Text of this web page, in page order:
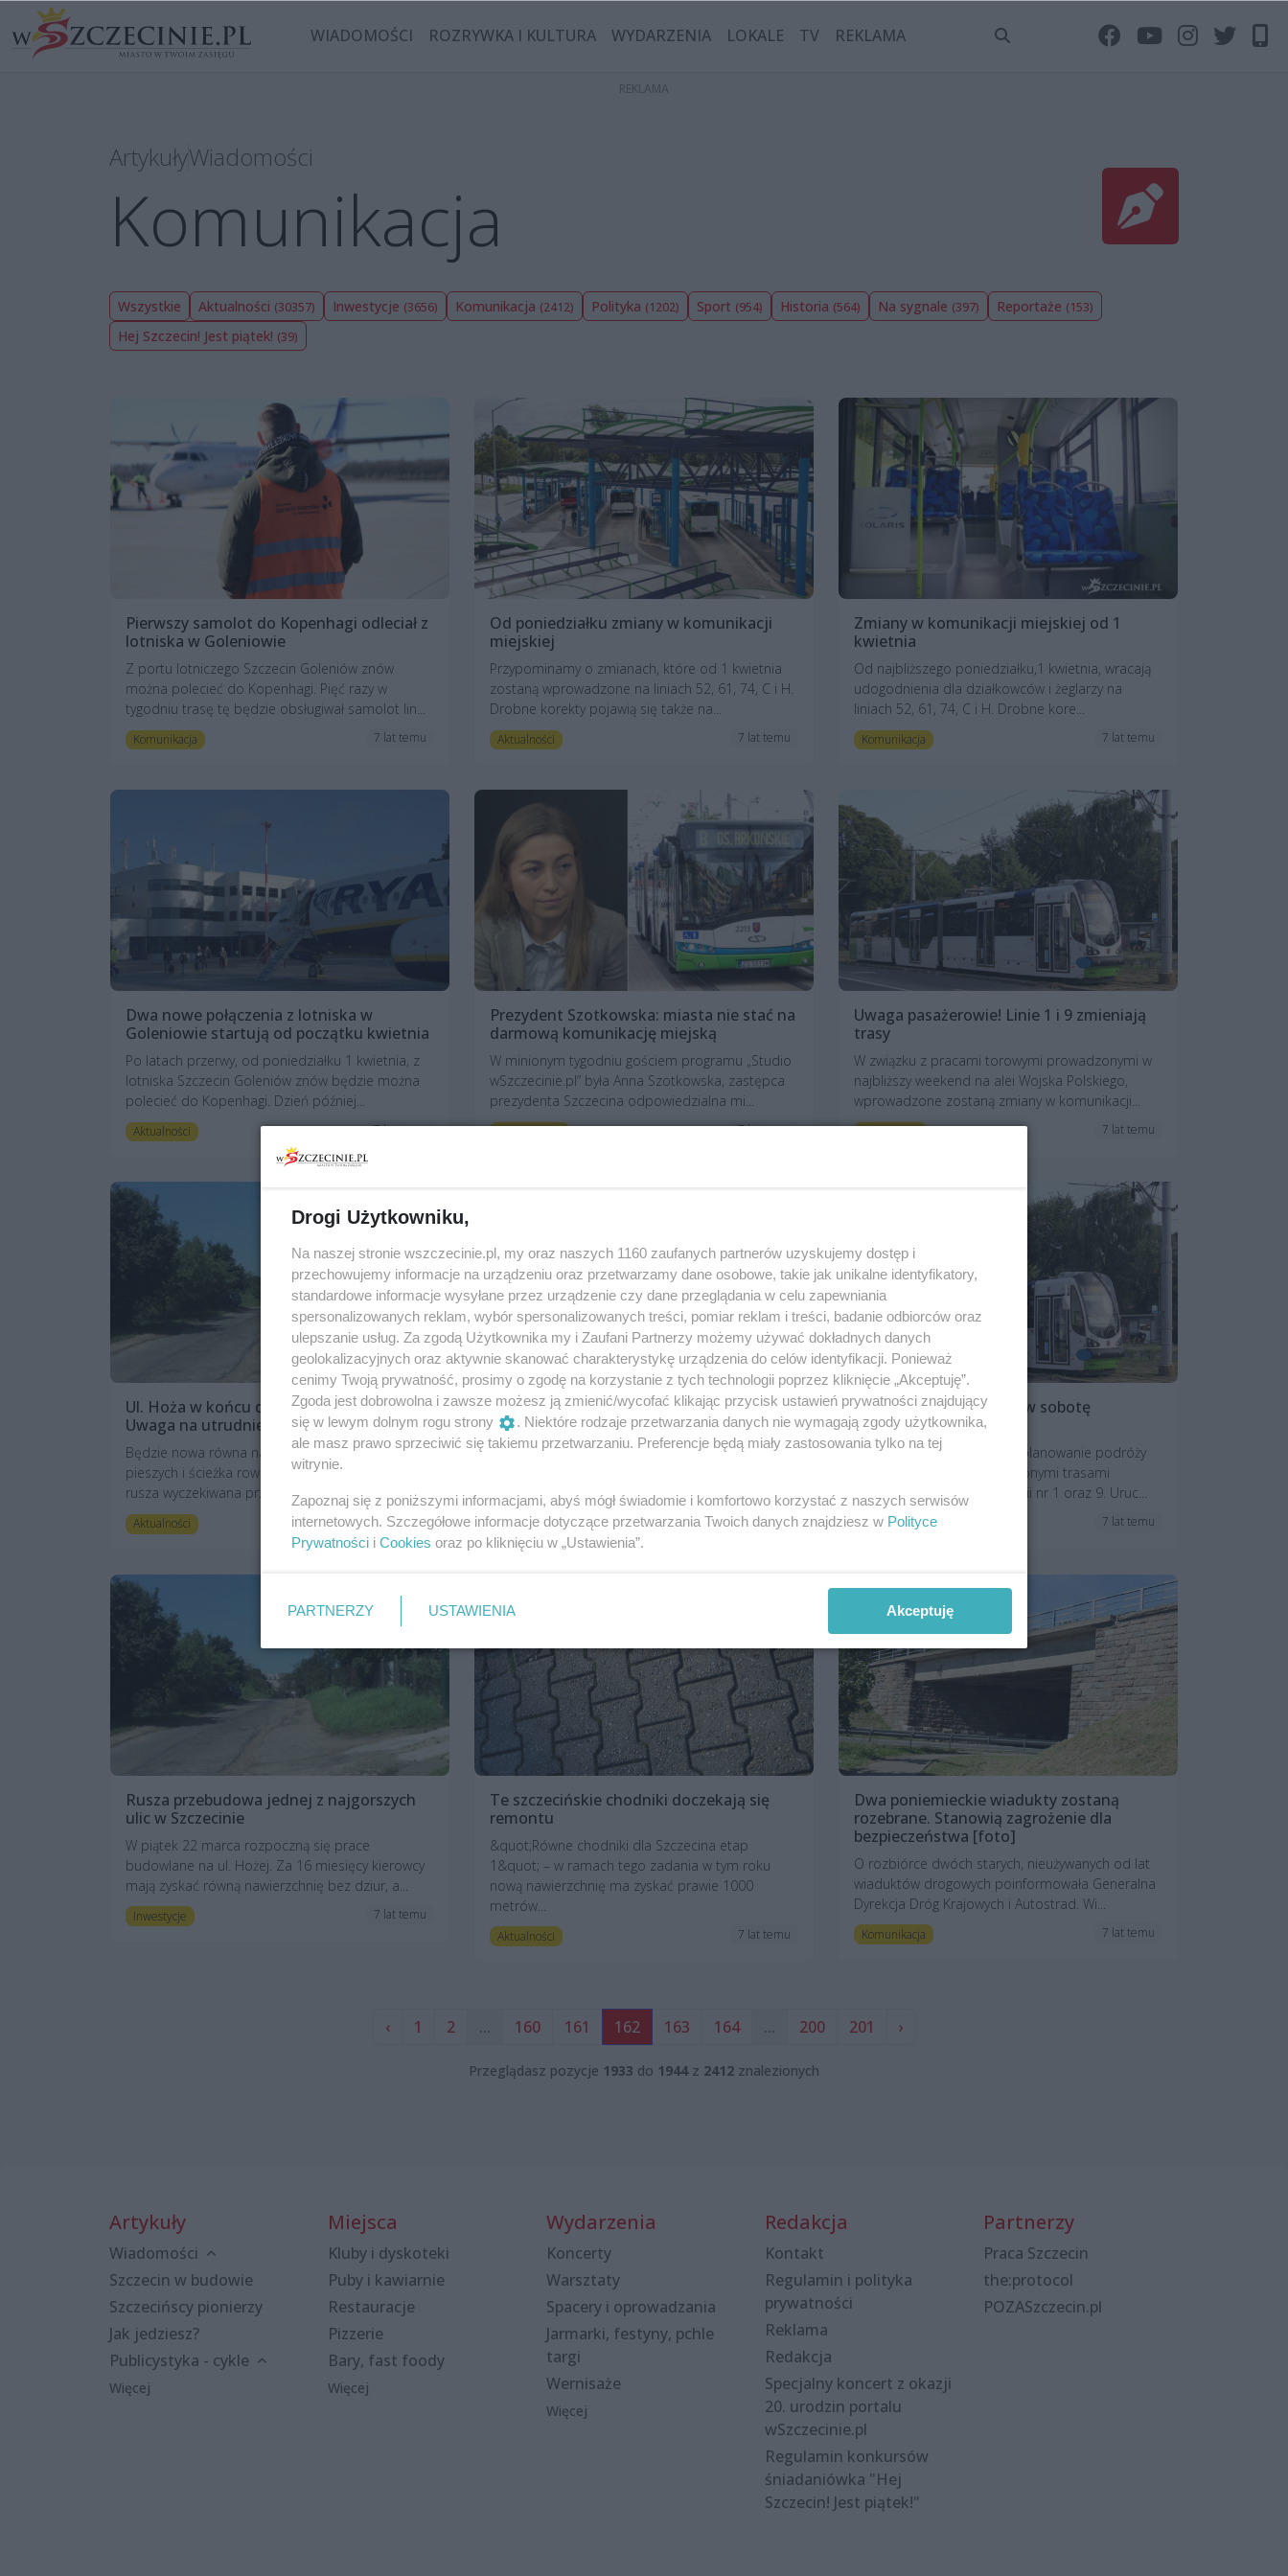
WIADOMOŚCI ROZRYWKA I KULTURA WYDARZENIA LOKALE TV REKLAMA
ArtykułyWiadomości
Komunikacja
Wszystkie Aktualności (30357) Inwestycje (3656) Komunikacja (2412) Polityka (1202) Sport (954) Historia (564) Na sygnale (397) Reportaże (153)
Hej Szczecin! Jest piątek! (39)
Pierwszy samolot do Kopenhagi odleciał z
lotniska w Goleniowie
Z portu lotniczego Szczecin Goleniów znów
można polecieć do Kopenhagi. Pięć razy w
tygodniu trasę tę będzie obsługiwał samolot lin...
Komunikacja 7 lat temu
Od poniedziałku zmiany w komunikacji
miejskiej
Przypominamy o zmianach, które od 1 kwietnia
zostaną wprowadzone na liniach 52, 61, 74, C i H.
Drobne korekty pojawią się także na...
Aktualności 7 lat temu
Zmiany w komunikacji miejskiej od 1
kwietnia
Od najbliższego poniedziałku,1 kwietnia, wracają
udogodnienia dla działkowców i żeglarzy na
liniach 52, 61, 74, C i H. Drobne kore...
Komunikacja 7 lat temu
Dwa nowe połączenia z lotniska w
Goleniowie startują od początku kwietnia
Po latach przerwy, od poniedziałku 1 kwietnia, z
lotniska Szczecin Goleniów znów będzie można
polecieć do Kopenhagi. Dzień później...
Aktualności 7 lat temu
Prezydent Szotkowska: miasta nie stać na
darmową komunikację miejską
W minionym tygodniu gościem programu „Studio
wSzczecinie.pl” była Anna Szotkowska, zastępca
prezydenta Szczecina odpowiedzialna mi...
Komunikacja 7 lat temu
Uwaga pasażerowie! Linie 1 i 9 zmieniają
trasy
W związku z pracami torowymi prowadzonymi w
najbliższy weekend na alei Wojska Polskiego,
wprowadzone zostaną zmiany w komunikacji...
Aktualności 7 lat temu
Ul. Hoża w końcu doczekała się remontu.
Uwaga na utrudnienia!
Będzie nowa równa nawierzchnia, chodniki dla
pieszych i ścieżka rowerowa. W piątek (22 marca)
rusza wyczekiwana przebudowa ul. Hoż...
Aktualności 7 lat temu
Uwaga kierowcy! Zmiany w ruchu i
utrudnienia przy dworcu PKP
Część ul. Owocowej od wczoraj została zwężona
miejscu ruch jednokierunkowy.
Komunikacja 7 lat temu
Dwie linie tramwajowe w sobotę
zmieniają trasy
ZDiTM apeluje o dokładne planowanie podróży
tego dnia. 23 marca zmienionymi trasami
kursować będą tramwaje linii nr 1 oraz 9. Uruc...
Komunikacja 7 lat temu
Rusza przebudowa jednej z najgorszych
ulic w Szczecinie
W piątek 22 marca rozpoczną się prace
budowlane na ul. Hożej. Za 16 miesięcy kierowcy
mają zyskać równą nawierzchnię bez dziur, a...
Inwestycje 7 lat temu
Te szczecińskie chodniki doczekają się
remontu
&quot;Równe chodniki dla Szczecina etap
1&quot; – w ramach tego zadania w tym roku
nową nawierzchnię ma zyskać prawie 1000
metrów...
Aktualności 7 lat temu
Dwa poniemieckie wiadukty zostaną
rozebrane. Stanowią zagrożenie dla
bezpieczeństwa [foto]
O rozbiórce dwóch starych, nieużywanych od lat
wiaduktów drogowych poinformowała Generalna
Dyrekcja Dróg Krajowych i Autostrad. Wi...
Komunikacja 7 lat temu
‹ 1 2 ... 160 161 162 163 164 ... 200 201 ›
Przeglądasz pozycje 1933 do 1944z 2412 znalezionych
Artykuły
Wiadomości
Szczecin w budowie
Szczecińscy pionierzy
Jak jedziesz?
Publicystyka - cykle
Więcej
Miejsca
Kluby i dyskoteki
Puby i kawiarnie
Restauracje
Pizzerie
Bary, fast foody
Więcej
Wydarzenia
Koncerty
Warsztaty
Spacery i oprowadzania
Jarmarki, festyny, pchle
targi
Wernisaże
Więcej
Redakcja
Kontakt
Regulamin i polityka
prywatności
Reklama
Redakcja
Specjalny koncert z okazji
20. urodzin portalu
wSzczecinie.pl
Regulamin konkursów
śniadaniówka "Hej
Szczecin! Jest piątek!"
Partnerzy
Praca Szczecin
the:protocol
POZASzczecin.pl
Drogi Użytkowniku,
Na naszej stronie wszczecinie.pl, my oraz naszych 1160 zaufanych partnerów uzyskujemy dostęp i
przechowujemy informacje na urządzeniu oraz przetwarzamy dane osobowe, takie jak unikalne identyfikatory,
standardowe informacje wysyłane przez urządzenie czy dane przeglądania w celu zapewniania
spersonalizowanych reklam, wybór spersonalizowanych treści, pomiar reklam i treści, badanie odbiorców oraz
ulepszanie usług. Za zgodą Użytkownika my i Zaufani Partnerzy możemy używać dokładnych danych
geolokalizacyjnych oraz aktywnie skanować charakterystykę urządzenia do celów identyfikacji. Ponieważ
cenimy Twoją prywatność, prosimy o zgodę na korzystanie z tych technologii poprzez kliknięcie „Akceptuję”.
Zgoda jest dobrowolna i zawsze możesz ją zmienić/wycofać klikając przycisk ustawień prywatności znajdujący
się w lewym dolnym rogu strony
. Niektóre rodzaje przetwarzania danych nie wymagają zgody użytkownika,
ale masz prawo sprzeciwić się takiemu przetwarzaniu. Preferencje będą miały zastosowania tylko na tej
witrynie.
Zapoznaj się z poniższymi informacjami, abyś mógł świadomie i komfortowo korzystać z naszych serwisów
internetowych. Szczegółowe informacje dotyczące przetwarzania Twoich danych znajdziesz w Polityce
Prywatności i Cookies oraz po kliknięciu w „Ustawienia”.
PARTNERZY USTAWIENIA Akceptuję